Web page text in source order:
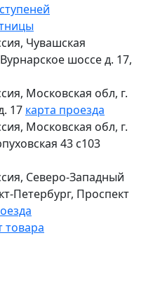
Чувашская
Вурнарское шоссе д. 17,
Московская обл, г.
17 карта проезда
Московская обл, г.
43 с103
Северо-Западный
Петербург, Проспект
товара